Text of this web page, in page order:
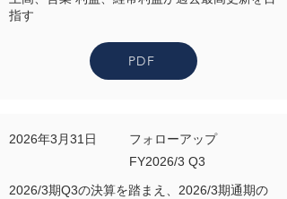
指す
PDF
2026年3月31日
フォローアップ
FY2026/3 Q3
2026/3期Q3の決算を踏まえ、2026/3期通期の